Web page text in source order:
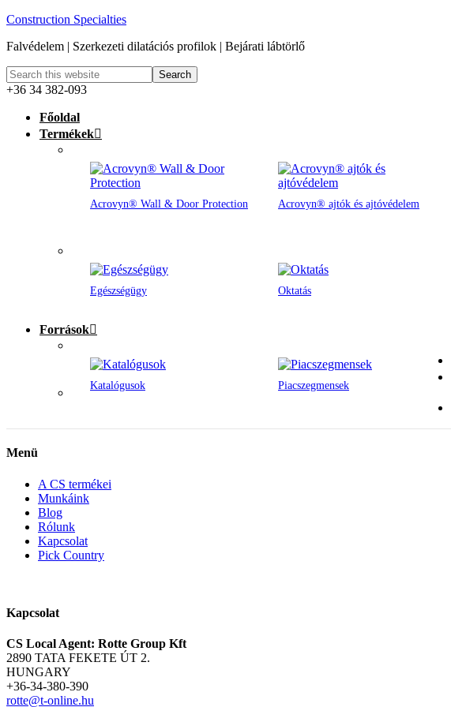
Construction Specialties
Falvédelem | Szerkezeti dilatációs profilok | Bejárati lábtörlő
+36 34 382-093
Főoldal
Termékek
Acrovyn® Wall & Door Protection Acrovyn® ajtók és ajtóvédelem
Egészségügy Oktatás
Források
Katalógusok Piacszegmensek
Menü
A CS termékei
Munkáink
Blog
Rólunk
Kapcsolat
Pick Country
Kapcsolat
CS Local Agent: Rotte Group Kft
2890 TATA FEKETE ÚT 2.
HUNGARY
+36-34-380-390
rotte@t-online.hu